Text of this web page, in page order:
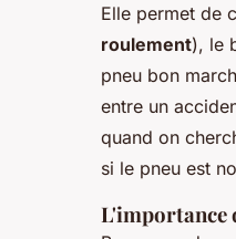
Elle permet de
roulement), le
pneu bon
entre un
quand on
si le pneu est
L'importance